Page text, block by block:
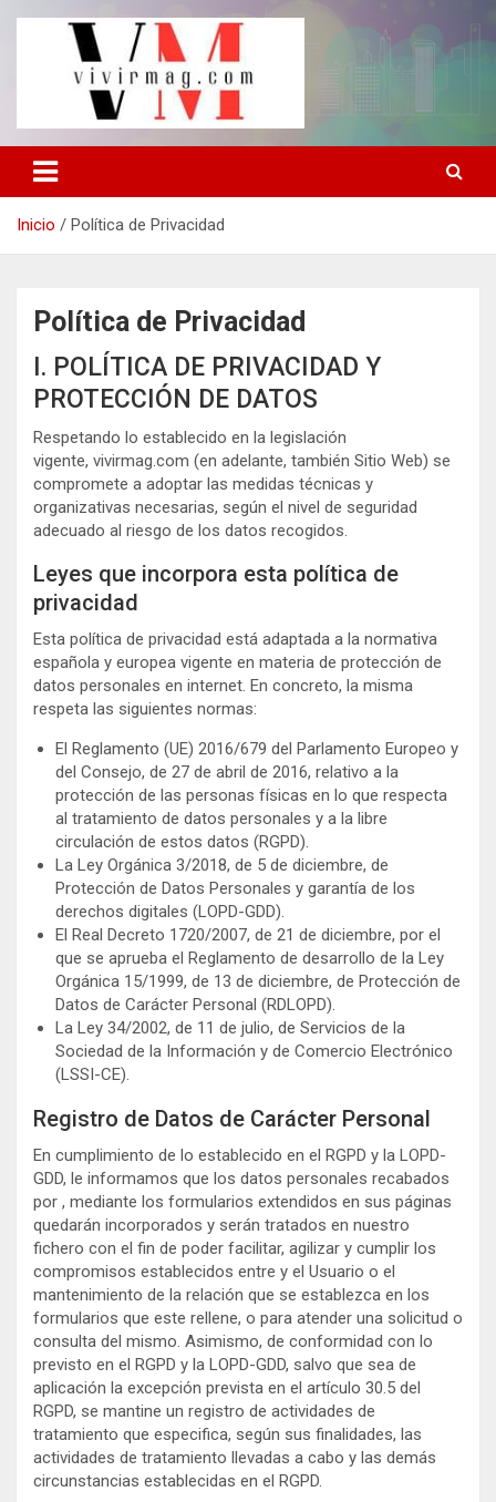
vivirmag.com
horóscopos, nuevas maneras de vivir mejor.
Inicio Política de Privacidad
Política de Privacidad
I. POLÍTICA DE PRIVACIDAD Y
PROTECCIÓN DE DATOS
Respetando lo establecido en la legislación
vigente, vivirmag.com (en adelante, también Sitio Web) se
compromete a adoptar las medidas técnicas y
organizativas necesarias, según el nivel de seguridad
adecuado al riesgo de los datos recogidos.
Leyes que incorpora esta política de
privacidad
Esta política de privacidad está adaptada a la normativa
española y europea vigente en materia de protección de
datos personales en internet. En concreto, la misma
respeta las siguientes normas:
El Reglamento (UE) 2016/679 del Parlamento Europeo y
del Consejo, de 27 de abril de 2016, relativo a la
protección de las personas físicas en lo que respecta
al tratamiento de datos personales y a la libre
circulación de estos datos (RGPD).
La Ley Orgánica 3/2018, de 5 de diciembre, de
Protección de Datos Personales y garantía de los
derechos digitales (LOPD-GDD).
El Real Decreto 1720/2007, de 21 de diciembre, por el
que se aprueba el Reglamento de desarrollo de la Ley
Orgánica 15/1999, de 13 de diciembre, de Protección de
Datos de Carácter Personal (RDLOPD).
La Ley 34/2002, de 11 de julio, de Servicios de la
Sociedad de la Información y de Comercio Electrónico
(LSSI-CE).
Registro de Datos de Carácter Personal
En cumplimiento de lo establecido en el RGPD y la LOPD-
GDD, le informamos que los datos personales recabados
por , mediante los formularios extendidos en sus páginas
quedarán incorporados y serán tratados en nuestro
fichero con el fin de poder facilitar, agilizar y cumplir los
compromisos establecidos entre y el Usuario o el
mantenimiento de la relación que se establezca en los
formularios que este rellene, o para atender una solicitud o
consulta del mismo. Asimismo, de conformidad con lo
previsto en el RGPD y la LOPD-GDD, salvo que sea de
aplicación la excepción prevista en el artículo 30.5 del
RGPD, se mantine un registro de actividades de
tratamiento que especifica, según sus finalidades, las
actividades de tratamiento llevadas a cabo y las demás
circunstancias establecidas en el RGPD.